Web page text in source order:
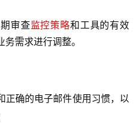
审查监控策略和工具的有效
需求进行调整。
正确的电子邮件使用习惯，以